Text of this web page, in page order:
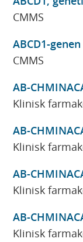
CMMS
ABCD1-genen
CMMS
AB-
Klinisk
AB-
Klinisk
AB-
Klinisk
AB-
Klinisk